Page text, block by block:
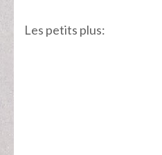
Les petits plus: